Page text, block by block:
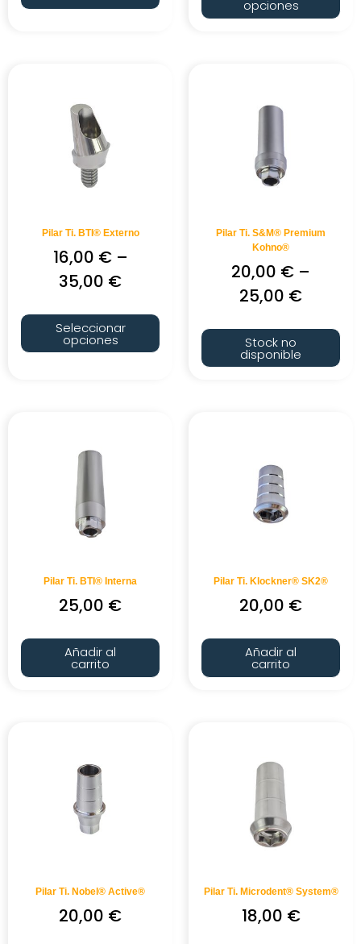
opciones
Pilar Ti. BTI® Externo
16,00 €–
35,00 €
Seleccionar
opciones
Pilar Ti. S&M® Premium
Kohno®
20,00 € –
25,00 €
Stock no
disponible
Pilar Ti. BTI® Interna
25,00 €
Añadir al
carrito
Pilar Ti. Klockner® SK2®
20,00 €
Añadir al
carrito
Pilar Ti. Nobel® Active®
20,00 €
Pilar Ti. Microdent® System®
18,00 €